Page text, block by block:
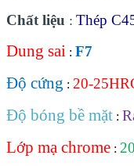
Chất liệu : Thép
Dung sai : F7
Độ cứng : 20-
Độ bóng bề mặt :
Lớp mạ chrome :